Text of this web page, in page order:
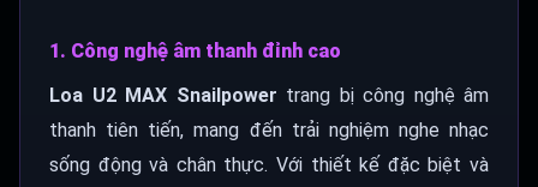
1. Công nghệ âm thanh đỉnh cao
Loa U2 MAX Snailpower trang bị công nghệ âm
thanh tiên tiến, mang đến trải nghiệm nghe nhạc
sống động và chân thực. Với thiết kế đặc biệt và